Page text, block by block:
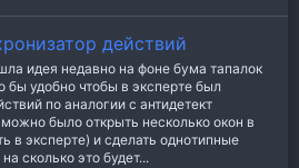
действий
идея недавно на фоне бума тапалок
бы удобно чтобы в эксперте был
по аналогии с антидетект
было открыть несколько окон в
в эксперте) и сделать однотипные
сколько это будет...